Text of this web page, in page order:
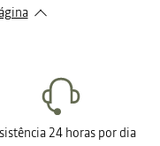
24 horas por dia